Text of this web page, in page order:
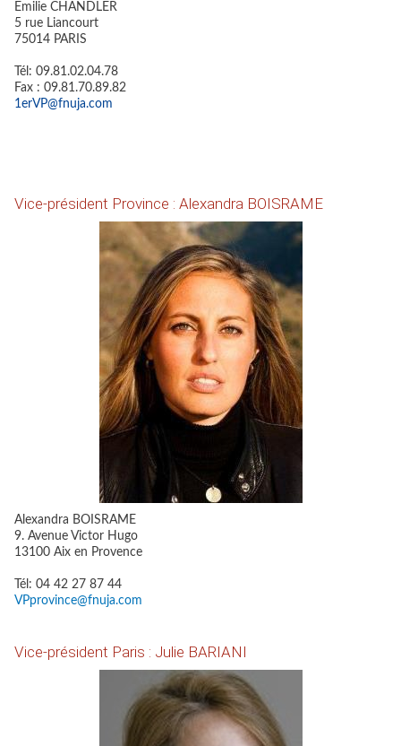
Emilie CHANDLER
5 rue Liancourt
75014 PARIS
Tél: 09.81.02.04.78
Fax : 09.81.70.89.82
1erVP@fnuja.com
Vice-président Province : Alexandra BOISRAME
Alexandra BOISRAME
9. Avenue Victor Hugo
13100 Aix en Provence
Tél: 04 42 27 87 44
VPprovince@fnuja.com
Vice-président Paris : Julie BARIANI